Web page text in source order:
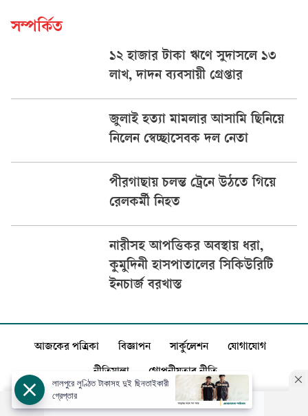
সম্পর্কিত
১২ হাজার টাকা ঋণে সুদাসলে ১৩
লাখ, দাদন ব্যবসায়ী গ্রেপ্তার
জুলাই হত্যা মামলার আসামি ছিনিয়ে
নিলেন স্বেচ্ছাসেবক দল নেতা
পীরগাছায় চলন্ত ট্রেনে উঠতে গিয়ে
রেলকর্মী নিহত
নারীসহ আপত্তিকর অবস্থায় ধরা,
কুমুদিনী হাসপাতালের সিকিউরিটি
ইনচার্জ বরখাস্ত
আজকের পত্রিকা বিজ্ঞাপন সার্কুলেশন যোগাযোগ
নীতিমালা গোপনীয়তার নীতি
লালপুরে লুণ্ঠিত টাকাসহ দুই ছিনতাইকারী
গ্রেপ্তার